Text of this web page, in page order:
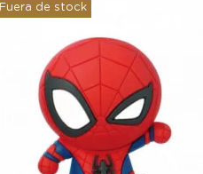
Fuera de stock